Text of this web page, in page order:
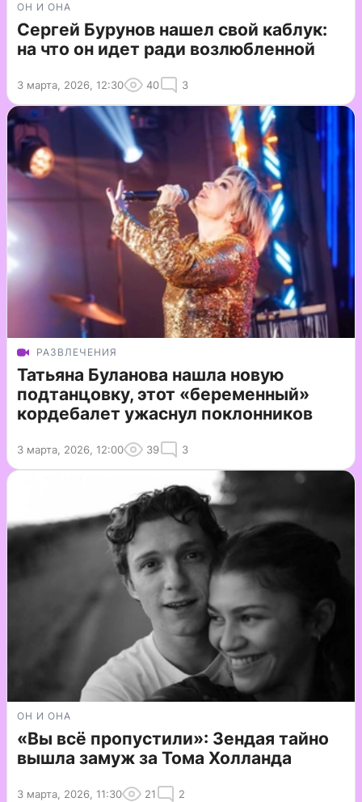
ОН И ОНА
Сергей Бурунов нашел свой каблук:
на что он идет ради возлюбленной
3 марта, 2026, 12:30 40 3
РАЗВЛЕЧЕНИЯ
Татьяна Буланова нашла новую
подтанцовку, этот «беременный»
кордебалет ужаснул поклонников
3 марта, 2026, 12:00 39 3
ОН И ОНА
«Вы всё пропустили»: Зендая тайно
вышла замуж за Тома Холланда
3 марта, 2026, 11:30 21 2